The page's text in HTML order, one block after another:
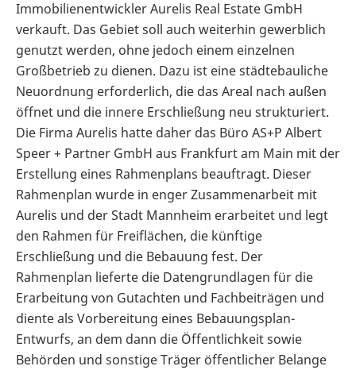
Immobilienentwickler Aurelis Real Estate GmbH
verkauft. Das Gebiet soll auch weiterhin gewerblich
genutzt werden, ohne jedoch einem einzelnen
Großbetrieb zu dienen. Dazu ist eine städtebauliche
Neuordnung erforderlich, die das Areal nach außen
öffnet und die innere Erschließung neu strukturiert.
Die Firma Aurelis hatte daher das Büro AS+P Albert
Speer + Partner GmbH aus Frankfurt am Main mit der
Erstellung eines Rahmenplans beauftragt. Dieser
Rahmenplan wurde in enger Zusammenarbeit mit
Aurelis und der Stadt Mannheim erarbeitet und legt
den Rahmen für Freiflächen, die künftige
Erschließung und die Bebauung fest. Der
Rahmenplan lieferte die Datengrundlagen für die
Erarbeitung von Gutachten und Fachbeiträgen und
diente als Vorbereitung eines Bebauungsplan-
Entwurfs, an dem dann die Öffentlichkeit sowie
Behörden und sonstige Träger öffentlicher Belange